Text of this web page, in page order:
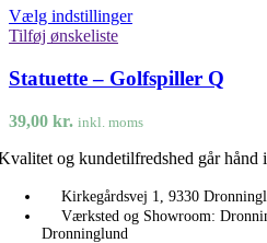
Vælg indstillinger
Tilføj ønskeliste
Statuette – Golfspiller Q
39,00 kr. inkl. moms
og kundetilfredshed går hånd
Kirkegårdsvej 1, 9330
Værksted og Showroom:
Dronninglund